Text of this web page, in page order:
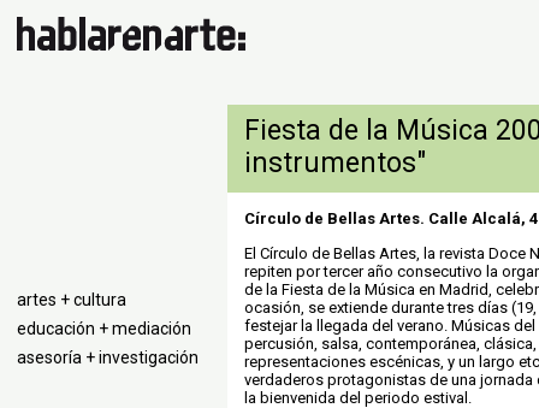
artes + cultura
educación + mediación
asesoría + investigación
Fiesta de la Música
instrumentos"
Círculo de Bellas Artes. Calle Alcalá,
El Círculo de Bellas Artes, la revista Doce
repiten por tercer año consecutivo la
de la Fiesta de la Música en Madrid,
ocasión, se extiende durante tres días
festejar la llegada del verano. Músicas
percusión, salsa, contemporánea,
representaciones escénicas, y un largo
verdaderos protagonistas de una jornada
la bienvenida del periodo estival.